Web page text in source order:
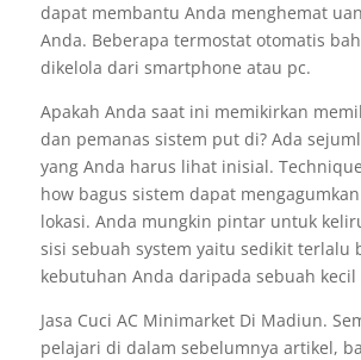
dapat membantu Anda menghemat
Anda. Beberapa termostat otomatis
dikelola dari smartphone atau pc.
Apakah Anda saat ini memikirkan
dan pemanas sistem put di? Ada
yang Anda harus lihat inisial.
how bagus sistem dapat
lokasi. Anda mungkin pintar untuk
sisi sebuah system yaitu sedikit terlalu
kebutuhan Anda daripada sebuah kecil
Jasa Cuci AC Minimarket Di Madiun.
pelajari di dalam sebelumnya artikel,